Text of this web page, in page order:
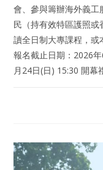
會、參與籌辦海外義
民（持有效特區護照
讀全日制大專課程，或
報名截止日期：2026
月24日(日) 15:30 開幕